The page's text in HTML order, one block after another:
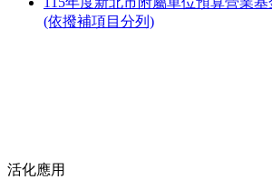
(依撥補項目分列)
活化應用